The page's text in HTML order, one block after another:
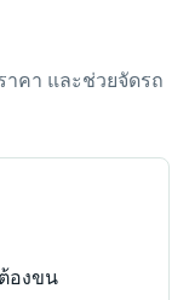
าคา และช่วยจัดรถ
องขน